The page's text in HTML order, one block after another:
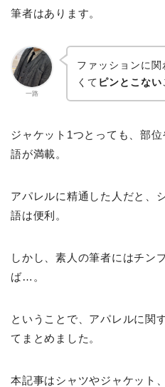
筆者はあります。
一路
ファッションに
くて ピンとこない
ジャケット1つとっても、部
語が満載。
アパレルに精通した人だと、
語は便利。
しかし、素人の筆者にはチン
ば…。
ということで、アパレルに関
てまとめました。
本記事はシャツやジャケット